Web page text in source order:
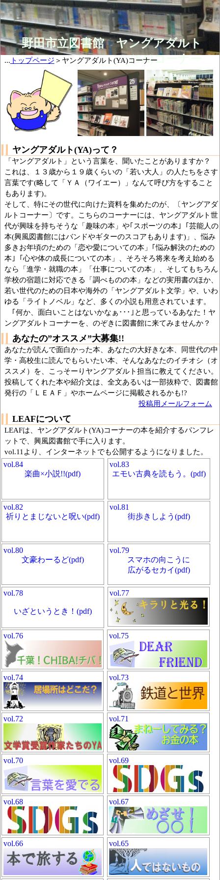
野田市立図書館 ヤングアダルト
(YA)コーナー
... トップページ ＞ヤングアダルト(YA)コーナー
ヤングアダルト(YA)って？
「ヤングアダルト」という言葉を、聞いたことがありますか？
これは、１３歳から１９歳くらいの「若い大人」の人たちをさす
言葉です(略して「ＹＡ（ワイエー）」なんて呼び方をすること
もあります)。
そして、特にその世代に向けた資料を集めたのが、〔ヤングアダ
ルトコーナー〕です。こちらのコーナーには、ヤングアダルト世
代が興味を持ちそうな「趣味の本」や｢スポーツの本｣「芸能人の
本(興風図書館にはバンドやギターのスコアもあります)」、悩み
多きお年頃のための「恋や愛についての本」｢悩み解決のための
本｣「心や体の成長についての本」、そろそろ将来を考え始める
なら「進学・就職の本」「仕事についての本」、そしてもちろん
学校の宿題に対応できる「調べものの本」などの実用書のほか、
若い世代のための日本や海外の「ヤングアダルト文学」や、いわ
ゆる「ライトノベル」など、多くの小説も用意されています。
｢何か、面白いことはないかなぁ･･･｣と思っているあなた！ヤ
ングアダルトコーナーを、のぞきに図書館に来てみませんか？
あなたの”オススメ”大募集!!
あなたが読んで面白かった本、あなたの大好きな本、同世代の中
学・高校生に読んでもらいたい本、そんなあなたのイチオシ（オ
ススメ）を、こっそーりヤングアダルト担当に教えてください。
投稿してくれた本や紹介文は、全文あるいは一部抜粋で、図書館
発行の「ＬＥＡＦ」やホームページに掲載されるかも!?
投稿用メールフォーム
LEAFについて
LEAFは、ヤングアダルト(YA)コーナーの本を紹介するパンフレ
ットで、興風図書館で手に入ります。
vol.11より、インターネットでも公開するようになりました。
vol.84
楽曲×小説!!(pdf)
vol.83
エモい古典を読もう。(pdf)
vol.82
祈りとまじないと呪い(pdf)
vol.81
街歩きしよう(pdf)
vol.80
文豪わーるど(pdf)
vol.79
スマホの向こうに
広がるセカイ(pdf)
vol.78
いざというとき！(pdf)
vol.77
vol.76 vol.75
vol.74 vol.73
vol.72 vol.71
vol.70 vol.69
vol.68 vol.67
vol.66 vol.65